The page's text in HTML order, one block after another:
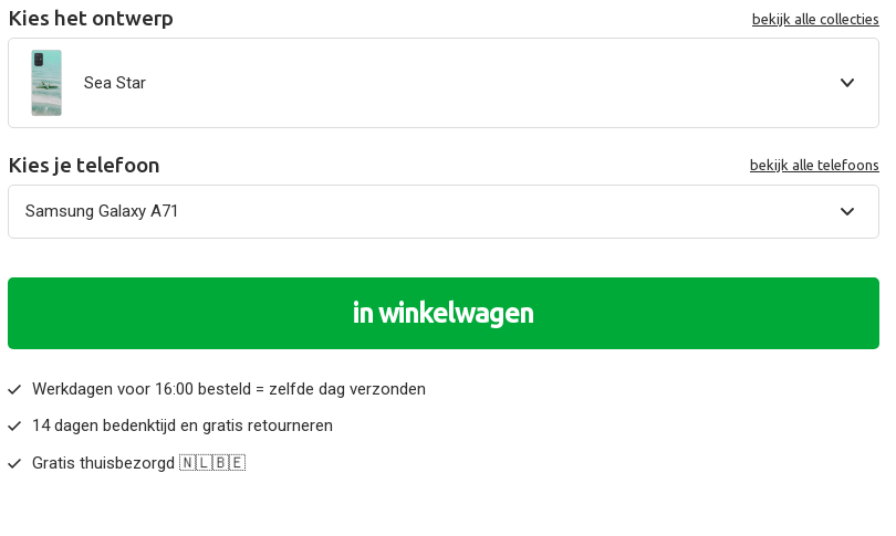
Kies het ontwerp bekijk alle collecties
Sea Star
Kies je telefoon bekijk alle telefoons
in winkelwagen
Werkdagen voor 16:00 besteld = zelfde dag verzonden
14 dagen bedenktijd en gratis retourneren
Gratis thuisbezorgd 🇳🇱🇧🇪